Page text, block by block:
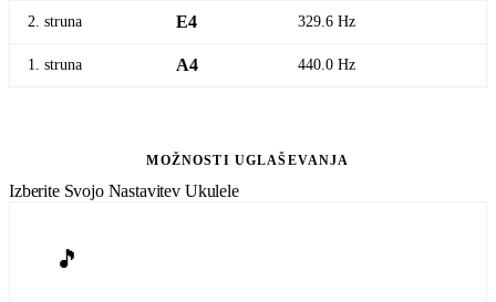
2. struna E4 329.6 Hz
1. struna A4 440.0 Hz
MOŽNOSTI UGLAŠEVANJA
Izberite Svojo Nastavitev Ukulele
🎵